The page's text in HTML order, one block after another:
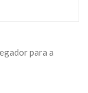
para a